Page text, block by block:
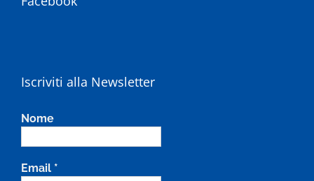
Iscriviti alla Newsletter
Nome
Email *